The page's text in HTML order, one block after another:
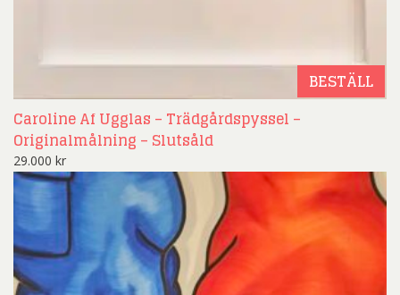
BESTÄLL
Caroline Af Ugglas – Trädgårdspyssel –
Originalmålning – Slutsåld
29.000 kr